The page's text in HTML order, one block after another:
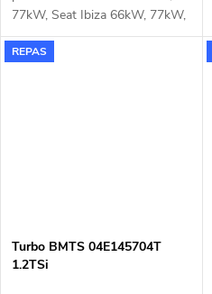
77kW, Seat Ibiza 66kW, 77kW,
Seat Toledo 66kW, 77kW
Škoda Fabia 55kW, 66kW,
REPAS
Turbo BMTS 04E145704T
1.2TSi